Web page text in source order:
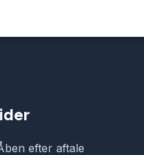
efter aftale